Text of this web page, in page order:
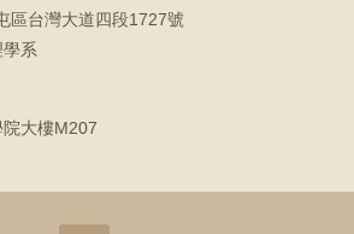
區台灣大道四段1727號
系
大樓M207